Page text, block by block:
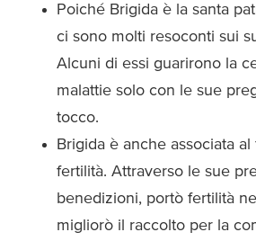
Poiché Brigida è la santa
ci sono molti resoconti sui
Alcuni di essi guarirono la
malattie solo con le sue
tocco.
Brigida è anche associata
fertilità. Attraverso le sue
benedizioni, portò fertilità
migliorò il raccolto per la